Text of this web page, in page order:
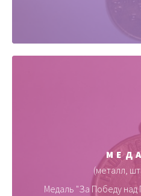
(металл,
Медаль "За Победу над